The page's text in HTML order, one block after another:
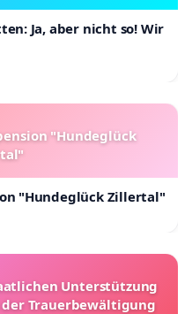
Ja, aber nicht so! Wir
"Hundeglück
"Hundeglück Zillertal"
Unterstützung
Trauerbewältigung